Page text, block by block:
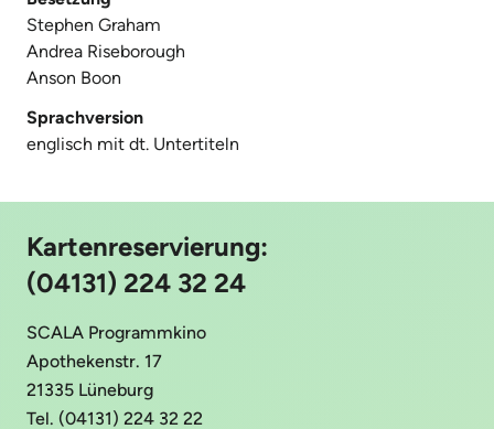
Stephen Graham
Andrea Riseborough
Anson Boon
Sprachversion
englisch mit dt. Untertiteln
Kartenreservierung:
(04131) 224 32 24
SCALA Programmkino
Apothekenstr. 17
21335 Lüneburg
Tel. (04131) 224 32 22